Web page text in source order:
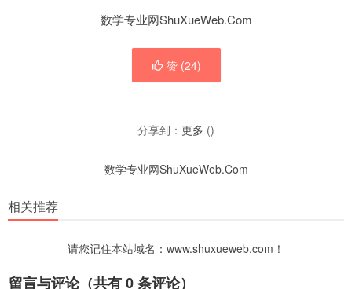
数学专业网ShuXueWeb.Com
赞 (24)
分享到： 更多 ()
数学专业网ShuXueWeb.Com
相关推荐
请您记住本站域名：www.shuxueweb.com！
留言与评论（共有0条评论）